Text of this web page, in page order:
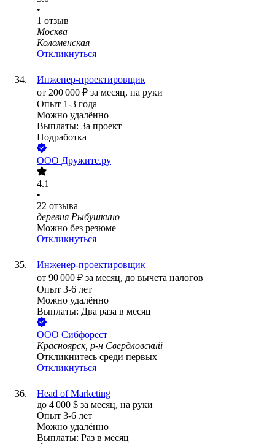
•
1 отзыв
Москва
Коломенская
Откликнуться
Инженер-проектировщик
от 200 000 ₽ за месяц, на руки
Опыт 1-3 года
Можно удалённо
Выплаты: За проект
Подработка
ООО Дружите.ру
4.1
•
22 отзыва
деревня Рыбушкино
Можно без резюме
Откликнуться
Инженер-проектировщик
от 90 000 ₽ за месяц, до вычета налогов
Опыт 3-6 лет
Можно удалённо
Выплаты: Два раза в месяц
ООО Сибфорест
Красноярск, р-н Свердловский
Откликнитесь среди первых
Откликнуться
Head of Marketing
до 4 000 $ за месяц, на руки
Опыт 3-6 лет
Можно удалённо
Выплаты: Раз в месяц